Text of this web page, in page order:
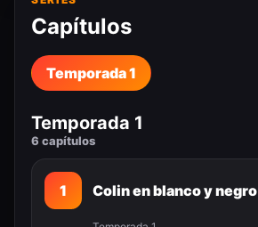
Capítulos
Temporada 1
Temporada 1
6 capítulos
1 Colin en blanco y negro